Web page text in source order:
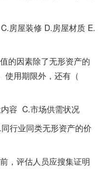
屋装修 D.房屋材质 E.
因素除了无形资产的
使用期限外，还有（
容 C.市场供需状况
业同类无形资产的价
评估人员应搜集证明